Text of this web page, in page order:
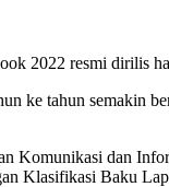
2022 resmi
ke tahun semakin
Komunikasi dan
Klasifikasi Baku